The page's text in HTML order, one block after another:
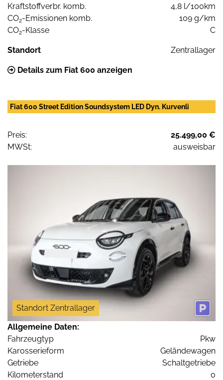
Kraftstoffverbr. komb.
4,8 l/100km
CO2-Emissionen komb.
109 g/km
CO2-Klasse C
Standort Zentrallager
Details zum Fiat 600 anzeigen
Fiat 600 Street Edition Soundsystem LED Dyn. Kurvenli
Preis:
25.499,00 €
MWSt:
ausweisbar
Standort Zentrallager
Allgemeine Daten:
Fahrzeugtyp
Pkw
Karosserieform
Geländewagen
Getriebe
Schaltgetriebe
Kilometerstand
0